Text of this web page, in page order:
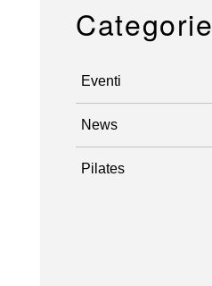
Categorie
Eventi
News
Pilates